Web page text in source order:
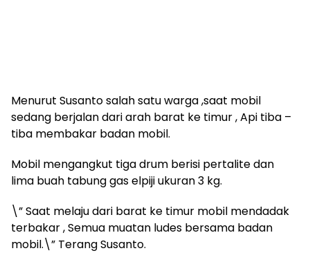
Menurut Susanto salah satu warga ,saat mobil
sedang berjalan dari arah barat ke timur , Api tiba –
tiba membakar badan mobil.
Mobil mengangkut tiga drum berisi pertalite dan
lima buah tabung gas elpiji ukuran 3 kg.
\” Saat melaju dari barat ke timur mobil mendadak
terbakar , Semua muatan ludes bersama badan
mobil.\” Terang Susanto.